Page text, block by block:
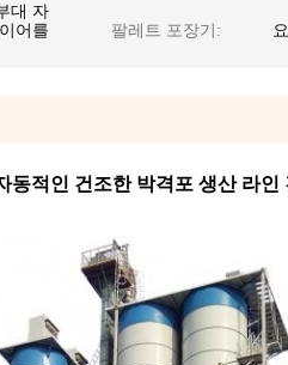
대 자
어를
팔레트 포장기:
동적인 건조한 박격포 생산 라인